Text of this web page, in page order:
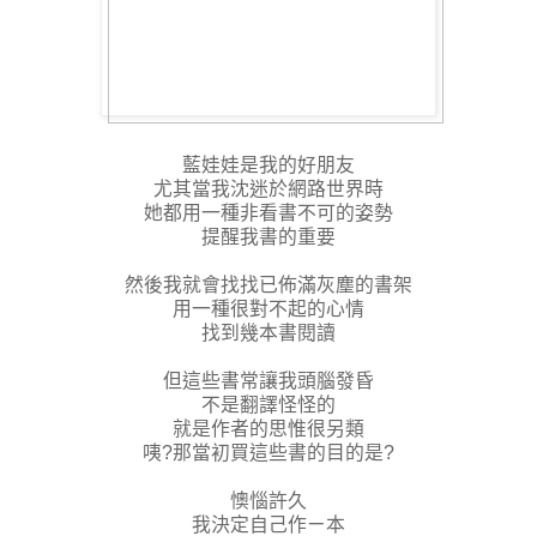
藍娃娃是我的好朋友
尤其當我沈迷於網路世界時
她都用一種非看書不可的姿勢
提醒我書的重要
然後我就會找找已佈滿灰塵的書架
用一種很對不起的心情
找到幾本書閱讀
但這些書常讓我頭腦發昏
不是翻譯怪怪的
就是作者的思惟很另類
咦?那當初買這些書的目的是?
懊惱許久
我決定自己作ㄧ本